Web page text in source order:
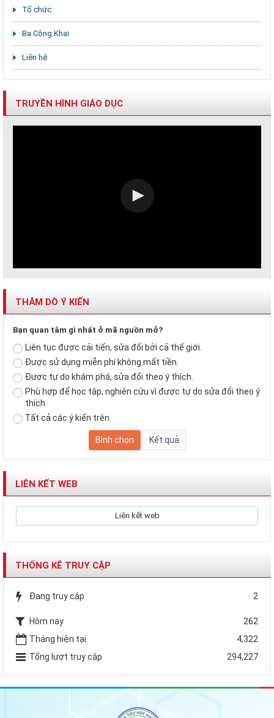
Tổ chức
Ba Công Khai
Liên hệ
TRUYỀN HÌNH GIÁO DỤC
THĂM DÒ Ý KIẾN
Bạn quan tâm gì nhất ở mã nguồn mở?
Liên tục được cải tiến, sửa đổi bởi cả thế giới.
Được sử dụng miễn phí không mất tiền.
Được tự do khám phá, sửa đổi theo ý thích.
Phù hợp để học tập, nghiên cứu vì được tự do sửa đổi theo ý
thích.
Tất cả các ý kiến trên
LIÊN KẾT WEB
Liên kết web
THỐNG KÊ TRUY CẬP
Đang truy cập 2
Hôm nay
262
Tháng hiện tại
4,322
Tổng lượt truy cập
294,227